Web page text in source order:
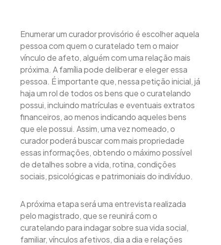
Enumerar um curador provisório é escolher aquela
pessoa com quem o curatelado tem o maior
vínculo de afeto, alguém com uma relação mais
próxima. A família pode deliberar e eleger essa
pessoa. É importante que, nessa petição inicial, já
haja um rol de todos os bens que o curatelando
possui, incluindo matrículas e eventuais extratos
financeiros, ao menos indicando aqueles bens
que ele possui. Assim, uma vez nomeado, o
curador poderá buscar com mais propriedade
essas informações, obtendo o máximo possível
de detalhes sobre a vida, rotina, condições
sociais, psicológicas e patrimoniais do indivíduo.
A próxima etapa será uma entrevista realizada
pelo magistrado, que se reunirá com o
curatelando para indagar sobre sua vida social,
familiar, vínculos afetivos, dia a dia e relações